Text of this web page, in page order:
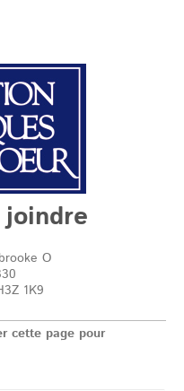
O
1K9
cette page pour